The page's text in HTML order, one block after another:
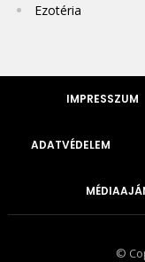
Ezotéria
IMPRESSZUM
ADATVÉDELEM
©